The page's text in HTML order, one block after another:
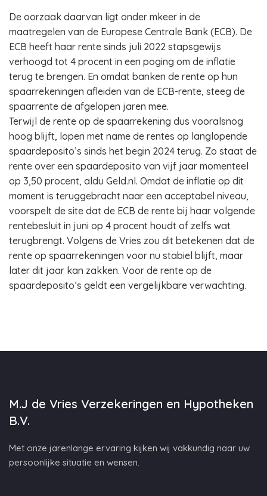
De oorzaak daarvan ligt onder mkeer in de
maatregelen van de Europese Centrale Bank (ECB). De
ECB heeft haar rente sinds juli 2022 stapsgewijs
verhoogd tot 4 procent in een poging om de inflatie
terug te brengen. En omdat banken de rente op hun
spaarrekeningen afleiden van de ECB-rente, steeg de
spaarrente de afgelopen jaren mee.
Terwijl de rente op de spaarrekening dus vooralsnog
hoog blijft, lopen met name de rentes op langlopende
spaardeposito’s sinds het begin 2024 terug. Zo staat de
rente over een spaardeposito van vijf jaar momenteel
op 3,50 procent, aldu Geld.nl. Omdat de inflatie op dit
moment is teruggebracht naar een acceptabel niveau,
voorspelt de site dat de ECB de rente bij haar volgende
rentebesluit in juni op 4 procent houdt of zelfs wat
terugbrengt. Volgens de Vries zou dit betekenen dat de
rente op spaarrekeningen voor nu stabiel blijft, maar
later dit jaar kan zakken. Voor de rente op de
spaardeposito’s geldt een vergelijkbare verwachting.
M.J de Vries Verzekeringen en Hypotheken
B.V.
Met onze jarenlange ervaring kijken wij vakkundig naar uw
persoonlijke situatie en wensen.